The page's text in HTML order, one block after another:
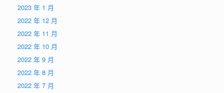
2023 年 1 月
2022 年 12 月
2022 年 11 月
2022 年 10 月
2022 年 9 月
2022 年 8 月
2022 年 7 月